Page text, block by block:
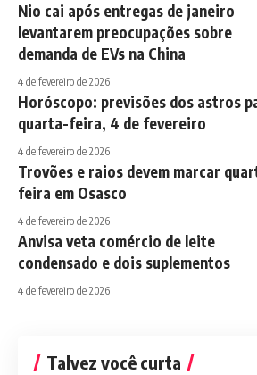
Nio cai após entregas de janeiro
levantarem preocupações sobre
demanda de EVs na China
4 de fevereiro de 2026
Horóscopo: previsões dos astros
quarta-feira, 4 de fevereiro
4 de fevereiro de 2026
Trovões e raios devem marcar
feira em Osasco
4 de fevereiro de 2026
Anvisa veta comércio de leite
condensado e dois suplementos
4 de fevereiro de 2026
Talvez você curta